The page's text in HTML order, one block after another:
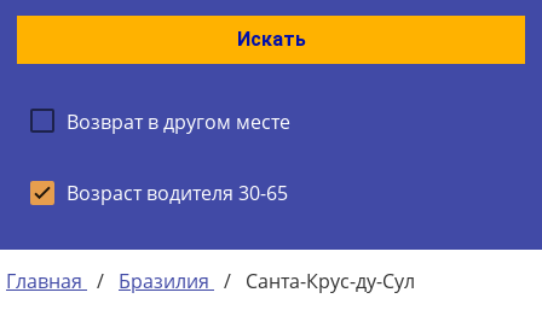
Искать
Возврат в другом месте
Возраст водителя 30-65
Главная / Бразилия / Санта-Крус-ду-Сул